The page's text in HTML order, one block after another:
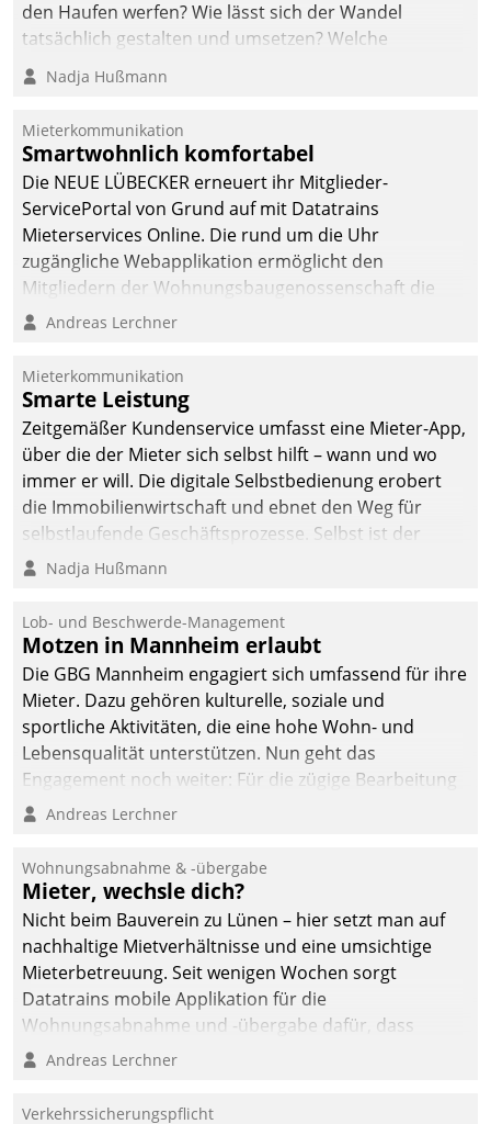
den Haufen werfen? Wie lässt sich der Wandel
tatsächlich gestalten und umsetzen? Welche
Argumente zählen wirklich?
Nadja Hußmann
Mieterkommunikation
Smartwohnlich komfortabel
Die NEUE LÜBECKER erneuert ihr Mitglieder-
ServicePortal von Grund auf mit Datatrains
Mieterservices Online. Die rund um die Uhr
zugängliche Webapplikation ermöglicht den
Mitgliedern der Wohnungs­bau­genossenschaft die
Kontaktaufnahme per Smartphone, Tablet oder PC.
Andreas Lerchner
Mieterkommunikation
Smarte Leistung
Zeitgemäßer Kundenservice umfasst eine Mieter-App,
über die der Mieter sich selbst hilft – wann und wo
immer er will. Die digitale Selbstbedienung erobert
die Immobilienwirtschaft und ebnet den Weg für
selbstlaufende Geschäftsprozesse. Selbst ist der
Kunde und smart der Serviceanbieter.
Nadja Hußmann
Lob- und Beschwerde-Management
Motzen in Mannheim erlaubt
Die GBG Mannheim engagiert sich umfassend für ihre
Mieter. Dazu gehören kulturelle, soziale und
sportliche Aktivitäten, die eine hohe Wohn- und
Lebensqualität unterstützen. Nun geht das
Engagement noch weiter: Für die zügige Bearbeitung
von Beschwerden – oder Lob – richtet das
und Beschwerde-Management einen eigenen Kanal
ein.
Andreas Lerchner
Wohnungsabnahme & -übergabe
Mieter, wechsle dich?
Nicht beim Bauverein zu Lünen – hier setzt man auf
nachhaltige Mietverhältnisse und eine umsichtige
Mieterbetreuung. Seit wenigen Wochen sorgt
Datatrains mobile Applikation für die
Wohnungsabnahme und -übergabe dafür, dass
Mieter wohlgeordnet kommen und, so es sein muss,
Andreas Lerchner
Verkehrssicherungspflicht